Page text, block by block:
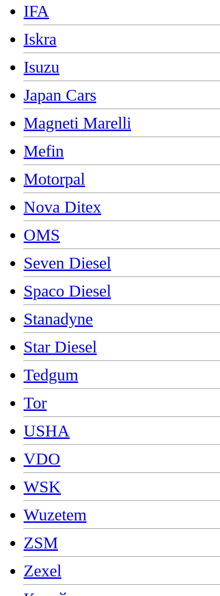
IFA
Iskra
Isuzu
Japan Cars
Magneti Marelli
Mefin
Motorpal
Nova Ditex
OMS
Seven Diesel
Spaco Diesel
Stanadyne
Star Diesel
Tedgum
Tor
USHA
VDO
WSK
Wuzetem
ZSM
Zexel